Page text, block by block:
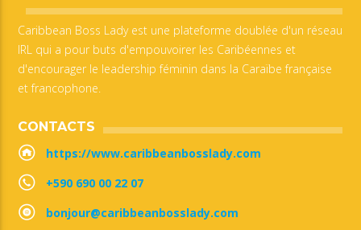
Caribbean Boss Lady est une plateforme doublée d'un réseau
IRL qui a pour buts d'empouvoirer les Caribéennes et
d'encourager le leadership féminin dans la Caraïbe française
et francophone.
CONTACTS
https://www.caribbeanbosslady.com
+590 690 00 22 07
bonjour@caribbeanbosslady.com